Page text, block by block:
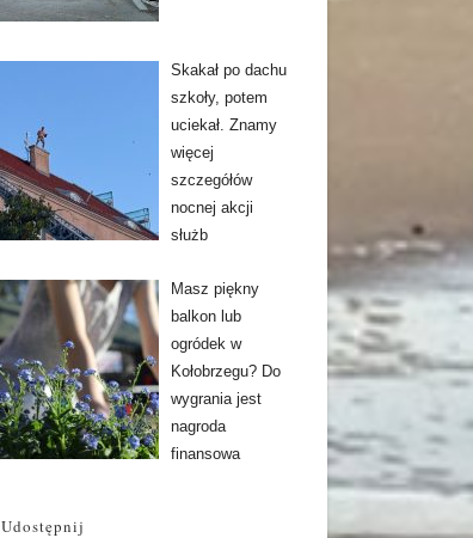
Skakał po dachu
szkoły, potem
uciekał. Znamy
więcej
szczegółów
nocnej akcji
służb
Masz piękny
balkon lub
ogródek w
Kołobrzegu? Do
wygrania jest
nagroda
finansowa
Udostępnij